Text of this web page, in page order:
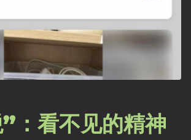
：看不见的精神